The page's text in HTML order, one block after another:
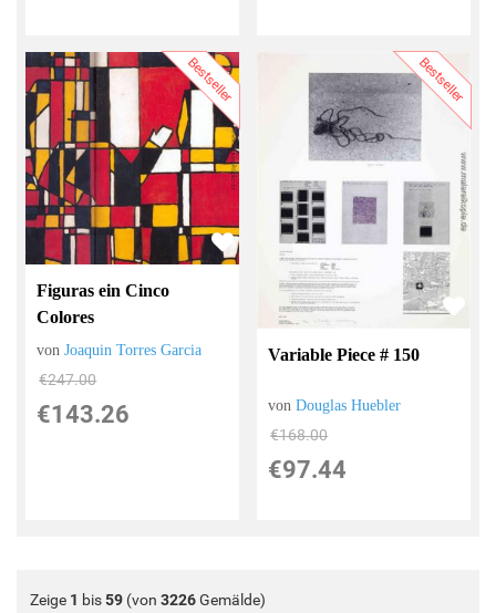
Bestseller
Figuras ein Cinco
Colores
vonJoaquin Torres Garcia
€247.00
€143.26
Bestseller
Variable Piece # 150
vonDouglas Huebler
€168.00
€97.44
Zeige 1 bis59 (von 3226Gemälde)